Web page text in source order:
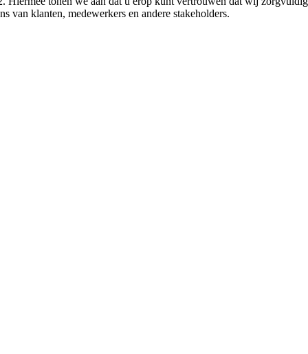
van klanten, medewerkers en andere stakeholders.